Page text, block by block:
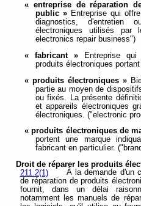
« entreprise de réparation
public » Entreprise qui
diagnostics, d'entretien
électroniques utilisés par
electronics repair business")
« fabricant »Entreprise qui
produits électroniques
« produits électroniques »
partie au moyen de
ou fixés. La présente
et appareils électroniques
électroniques. ("electronic
« produits électroniques de
portent une marque
fabricant en particulier.
Droit de réparer les produits
211.2(1)
À la demande d'un
de réparation de produits
fournit, dans un délai
notamment les manuels de